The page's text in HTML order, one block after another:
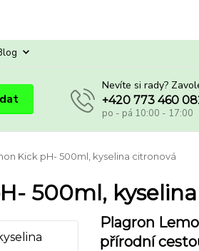
Nevíte si rady?
+420 773 460
po - pá 10:00 - 17:00
Kick pH- 500ml, kyselina citronová
500ml,
Plagron
přírodní